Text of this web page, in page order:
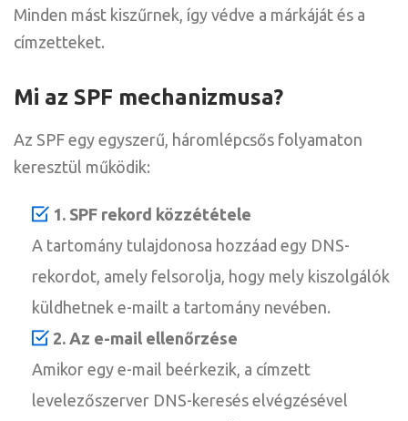
Minden mást kiszűrnek, így védve a márkáját és a
címzetteket.
Mi az SPF mechanizmusa?
Az SPF egy egyszerű, háromlépcsős folyamaton
keresztül működik:
1. SPF rekord közzététele
A tartomány tulajdonosa hozzáad egy DNS-
rekordot, amely felsorolja, hogy mely kiszolgálók
küldhetnek e-mailt a tartomány nevében.
2. Az e-mail ellenőrzése
Amikor egy e-mail beérkezik, a címzett
levelezőszerver DNS-keresés elvégzésével